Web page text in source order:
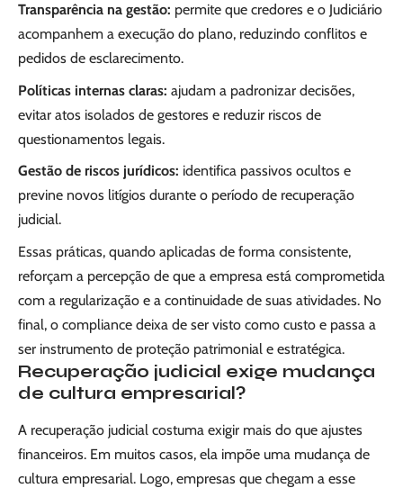
Transparência na gestão: permite que credores e o Judiciário
acompanhem a execução do plano, reduzindo conflitos e
pedidos de esclarecimento.
Políticas internas claras: ajudam a padronizar decisões,
evitar atos isolados de gestores e reduzir riscos de
questionamentos legais.
Gestão de riscos jurídicos: identifica passivos ocultos e
previne novos litígios durante o período de recuperação
judicial.
Essas práticas, quando aplicadas de forma consistente,
reforçam a percepção de que a empresa está comprometida
com a regularização e a continuidade de suas atividades. No
final, o compliance deixa de ser visto como custo e passa a
ser instrumento de proteção patrimonial e estratégica.
Recuperação judicial exige mudança
de cultura empresarial?
A recuperação judicial costuma exigir mais do que ajustes
financeiros. Em muitos casos, ela impõe uma mudança de
cultura empresarial. Logo, empresas que chegam a esse